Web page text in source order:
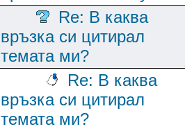
Re: В каква
връзка си цитирал
темата ми?
Re: В каква
връзка си цитирал
темата ми?